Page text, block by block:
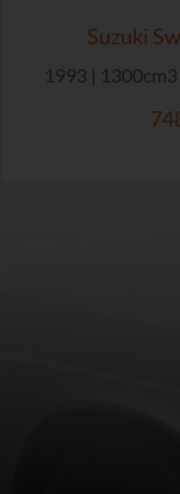
Suzuki
1993 |